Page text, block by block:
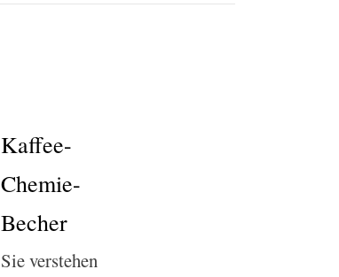
Kaffee-
Chemie-
Becher
Sie verstehen